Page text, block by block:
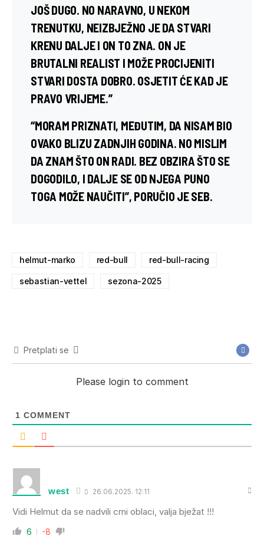
JOŠ DUGO. NO NARAVNO, U NEKOM
TRENUTKU, NEIZBJEŽNO JE DA STVARI
KRENU DALJE I ON TO ZNA. ON JE
BRUTALNI REALIST I MOŽE PROCIJENITI
STVARI DOSTA DOBRO. OSJETIT ĆE KAD JE
PRAVO VRIJEME.”
“MORAM PRIZNATI, MEĐUTIM, DA NISAM BIO
OVAKO BLIZU ZADNJIH GODINA. NO MISLIM
DA ZNAM ŠTO ON RADI. BEZ OBZIRA ŠTO SE
DOGODILO, I DALJE SE OD NJEGA PUNO
TOGA MOŽE NAUČITI”, PORUČIO JE SEB.
helmut-marko red-bull red-bull-racing
sebastian-vettel sezona-2025
Pretplati se
Please login to comment
1 COMMENT
west 26.06.2025. 12:11
Vidi Helmut da se nadvili crni oblaci, valja bježat !!!
6 -8